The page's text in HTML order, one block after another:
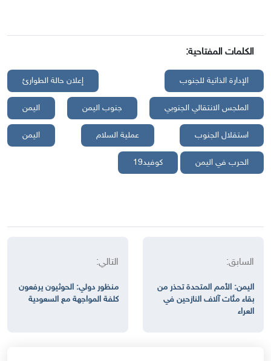
الكلمات المفتاحية:
الإدارة الذاتية للجنوب إعلان حالة الطوارئ
الملجس الانتقالي الجنوبي جنوب اليمن اليمن
استقلال الجنوب عملية السلام اليمن
الحرب في اليمن كوفيد19
السابق:
اليمن: الأمم المتحدة تحذر من
بقاء مئات آلاف النازحين في
العراء
التالي:
منظور دولي: الحوثيون يرفعون
كلفة المواجهة مع السعودية